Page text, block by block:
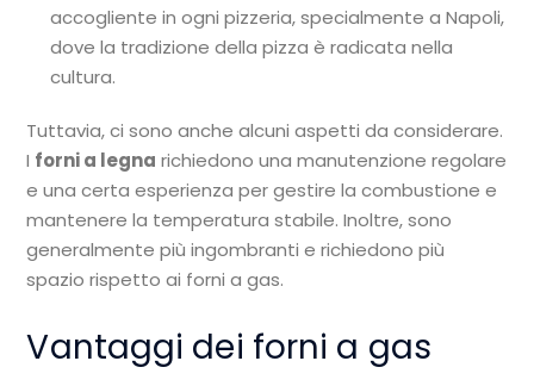
accogliente in ogni pizzeria, specialmente a Napoli,
dove la tradizione della pizza è radicata nella
cultura.
Tuttavia, ci sono anche alcuni aspetti da considerare.
I forni a legna richiedono una manutenzione regolare
e una certa esperienza per gestire la combustione e
mantenere la temperatura stabile. Inoltre, sono
generalmente più ingombranti e richiedono più
spazio rispetto ai forni a gas.
Vantaggi dei forni a gas